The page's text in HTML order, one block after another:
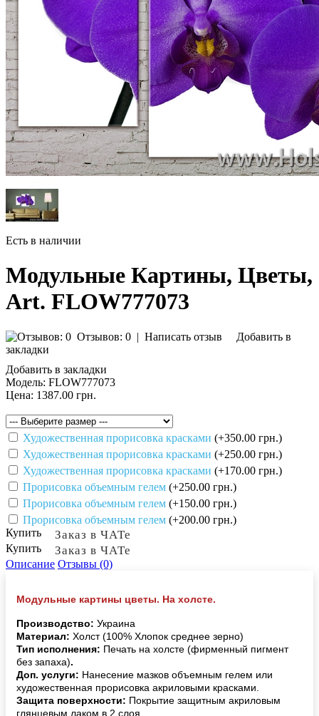
Есть в наличии
Модульные Картины, Цветы,
Art. FLOW777073
Отзывов: 0 | Написать отзыв
Добавить в
закладки
Добавить в закладки
Модель: FLOW777073
Цена: 1387.00 грн.
Художественная прорисовка красками (+350.00 грн.)
Художественная прорисовка красками (+250.00 грн.)
Художественная прорисовка красками (+170.00 грн.)
Прорисовка объемным гелем (+250.00 грн.)
Прорисовка объемным гелем (+150.00 грн.)
Прорисовка объемным гелем (+200.00 грн.)
Купить
Заказ в ЧАТе
Купить Заказ в ЧАТе
Описание Отзывы (0)
Модульные картины цветы. На холсте.
Производство: Украина
Материал: Холст (100% Хлопок среднее зерно)
Тип исполнения: Печать на холсте (фирменный пигмент
без запаха).
Доп. услуги: Нанесение мазков объемным гелем или
художественная прорисовка акриловыми красками.
Защита поверхности: Покрытие защитным акриловым
глянцевым лаком в 2 слоя.